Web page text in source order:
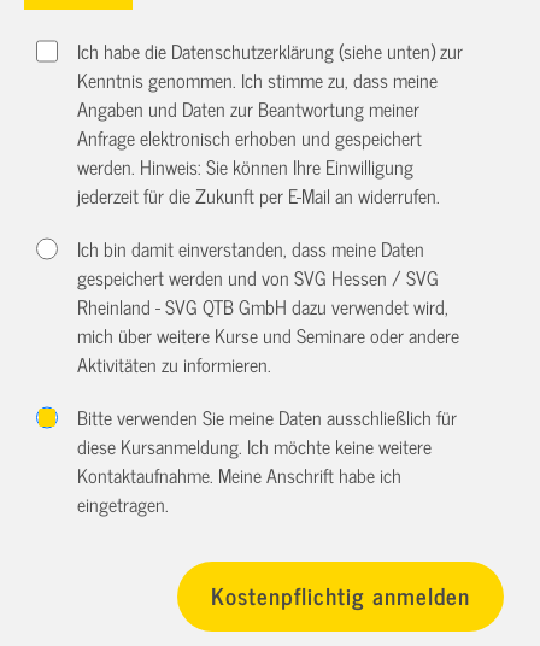
Ich habe die Datenschutzerklärung (siehe unten) zur
Kenntnis genommen. Ich stimme zu, dass meine
Angaben und Daten zur Beantwortung meiner
Anfrage elektronisch erhoben und gespeichert
werden. Hinweis: Sie können Ihre Einwilligung
jederzeit für die Zukunft per E-Mail anwiderrufen.
Ich bin damit einverstanden, dass meine Daten
gespeichert werden und von SVG Hessen / SVG
Rheinland - SVG QTB GmbH dazu verwendet wird,
mich über weitere Kurse und Seminare oder andere
Aktivitäten zu informieren.
Bitte verwenden Sie meine Daten ausschließlich für
diese Kursanmeldung. Ich möchte keine weitere
Kontaktaufnahme. Meine Anschrift habe ich
eingetragen.